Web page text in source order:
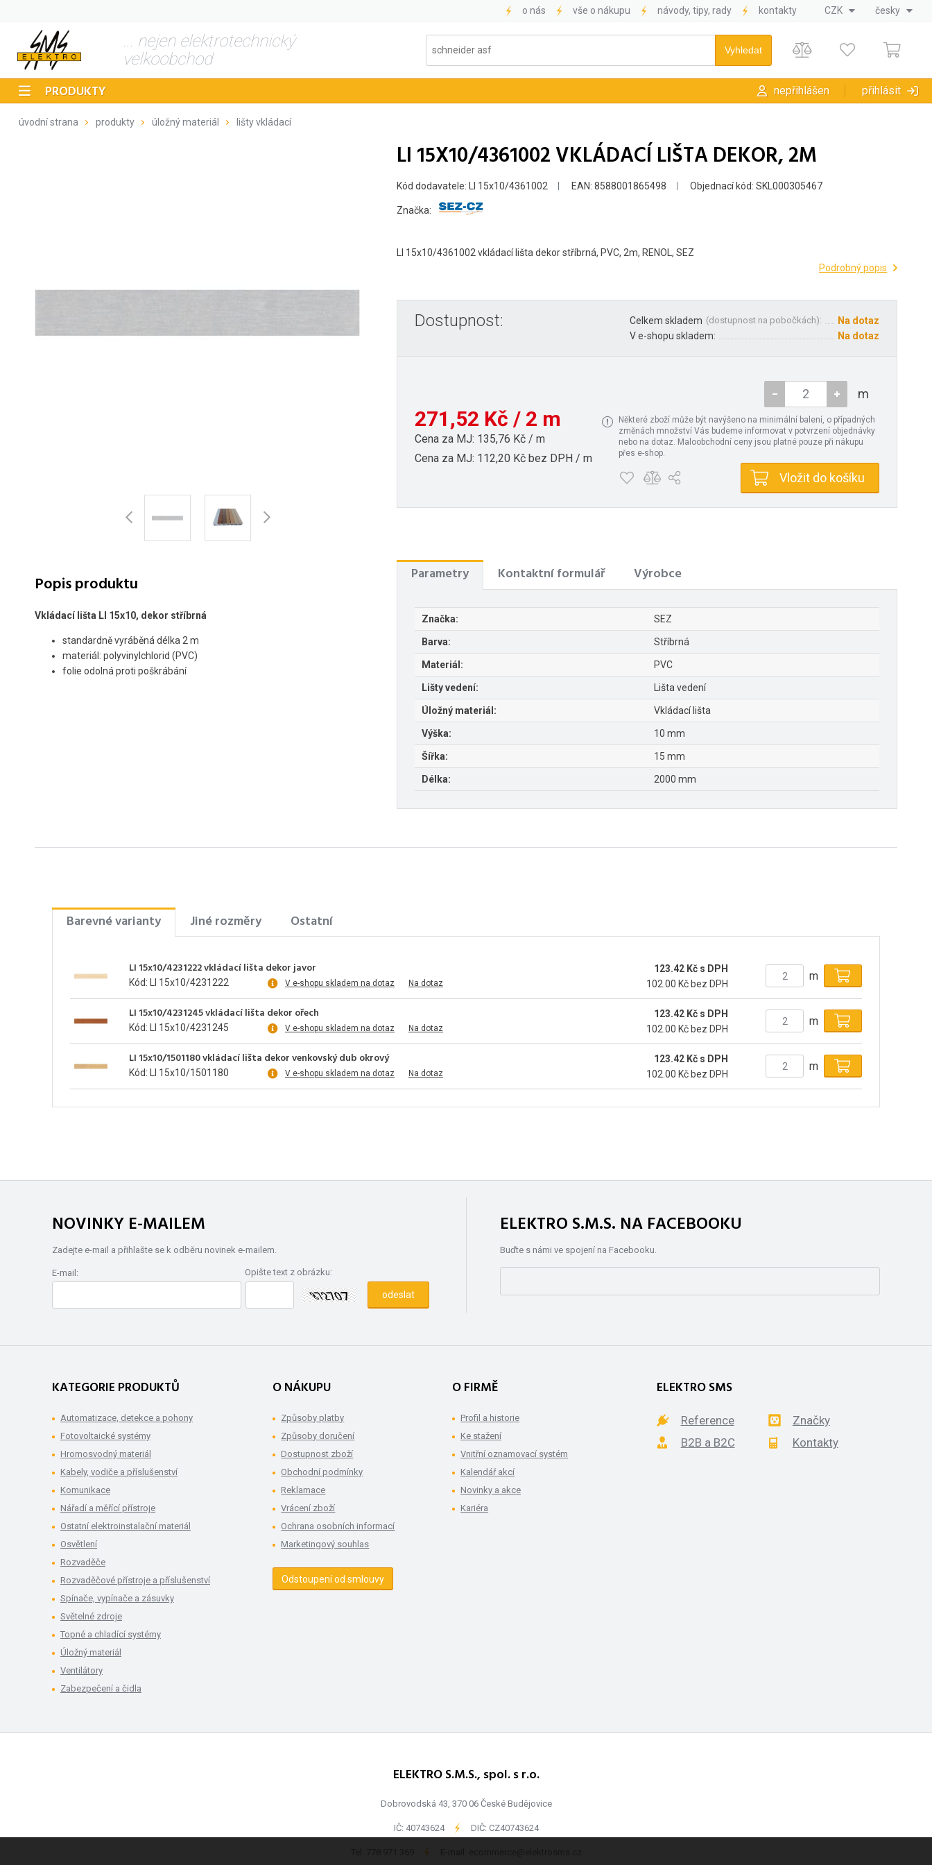
o nás vše o nákupu návody, tipy, rady kontakty CZK česky
... nejen elektrotechnický
velkoobchod
PRODUKTY nepřihlášen přihlásit
úvodní strana produkty úložný materiál lišty vkládací
Popis produktu
Vkládací lišta LI 15x10, dekor stříbrná
standardně vyráběná délka 2 m
materiál: polyvinylchlorid (PVC)
folie odolná proti poškrábání
LI 15X10/4361002 VKLÁDACÍ LIŠTA DEKOR, 2M
Kód dodavatele: LI 15x10/4361002 EAN: 8588001865498 Objednací kód: SKL000305467
Značka:
LI 15x10/4361002 vkládací lišta dekor stříbrná, PVC, 2m, RENOL, SEZ
Podrobný popis
Dostupnost: Celkem skladem (dostupnost na pobočkách):
Na dotaz
V e-shopu skladem:
Na dotaz
271,52 Kč / 2 m
Cena za MJ: 135,76 Kč / m
Cena za MJ: 112,20 Kč bez DPH / m
m
Některé zboží může být navýšeno na minimální balení, o případných
změnách množství Vás budeme informovat v potvrzení objednávky
nebo na dotaz. Maloobchodní ceny jsou platné pouze při nákupu
přes e-shop.
Vložit do košíku
Parametry Kontaktní formulář Výrobce
Značka: SEZ
Barva: Stříbrná
Materiál: PVC
Lišty vedení: Lišta vedení
Úložný materiál: Vkládací lišta
Výška: 10 mm
Šířka: 15 mm
Délka: 2000 mm
Barevné varianty Jiné rozměry Ostatní
LI 15x10/4231222 vkládací lišta dekor javor
Kód: LI 15x10/4231222 V e-shopu skladem na dotaz Na dotaz
123.42 Kč s DPH
102.00 Kč bez DPH
m
LI 15x10/4231245 vkládací lišta dekor ořech
Kód: LI 15x10/4231245 V e-shopu skladem na dotaz Na dotaz
123.42 Kč s DPH
102.00 Kč bez DPH
m
LI 15x10/1501180 vkládací lišta dekor venkovský dub okrový
Kód: LI 15x10/1501180 V e-shopu skladem na dotaz Na dotaz
123.42 Kč s DPH
102.00 Kč bez DPH
m
NOVINKY E-MAILEM
Zadejte e-mail a přihlašte se k odběru novinek e-mailem.
E-mail: Opište text z obrázku:
ELEKTRO S.M.S. NA FACEBOOKU
Buďte s námi ve spojení na Facebooku.
KATEGORIE PRODUKTŮ
Automatizace, detekce a pohony
Fotovoltaické systémy
Hromosvodný materiál
Kabely, vodiče a příslušenství
Komunikace
Nářadí a měřící přístroje
Ostatní elektroinstalační materiál
Osvětlení
Rozvaděče
Rozvaděčové přístroje a příslušenství
Spínače, vypínače a zásuvky
Světelné zdroje
Topné a chladící systémy
Úložný materiál
Ventilátory
Zabezpečení a čidla
O NÁKUPU
Způsoby platby
Způsoby doručení
Dostupnost zboží
Obchodní podmínky
Reklamace
Vrácení zboží
Ochrana osobních informací
Marketingový souhlas
Odstoupení od smlouvy
O FIRMĚ
Profil a historie
Ke stažení
Vnitřní oznamovací systém
Kalendář akcí
Novinky a akce
Kariéra
ELEKTRO SMS
Reference
Značky
B2B a B2C
Kontakty
ELEKTRO S.M.S., spol. s r.o.
Dobrovodská 43, 370 06 České Budějovice
IČ: 40743624 - DIČ: CZ40743624
-